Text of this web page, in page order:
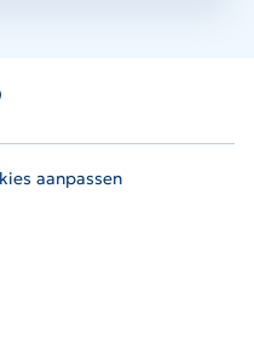
aanpassen